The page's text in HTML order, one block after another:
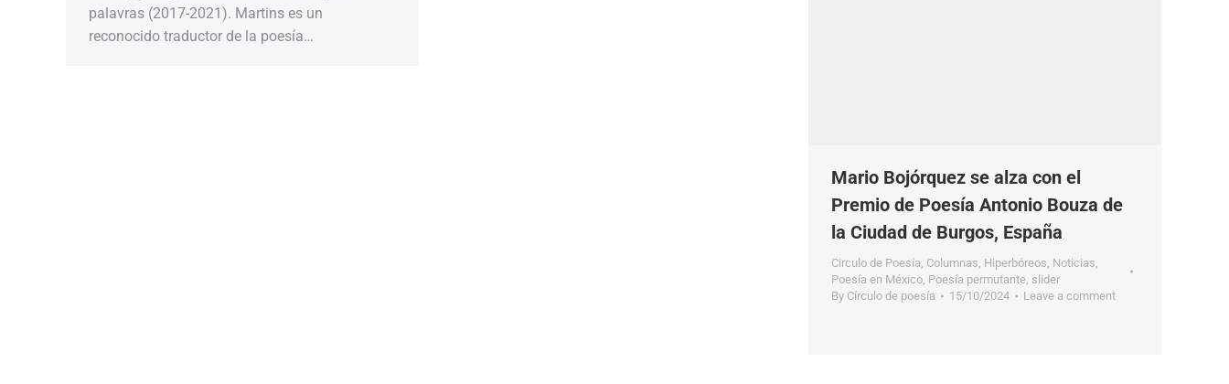
palavras​​ (2017-2021).​​ Martins​​ es un
reconocido traductor de la poesía…
Mario Bojórquez se alza con el
Premio de Poesía Antonio Bouza de
la Ciudad de Burgos, España
Circulo de Poesía, Columnas, Hiperbóreos, Noticias,
Poesía en México, Poesía permutante, slider
By Círculo de poesía 15/10/2024 Leave a comment